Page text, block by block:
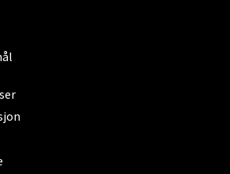
Stord